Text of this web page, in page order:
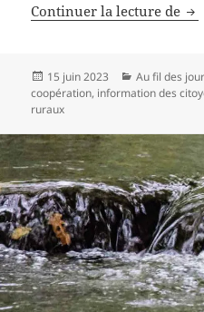
Continuer la lecture de
Publié
le
15 juin 2023 Catégories
Au fil des
coopération, information des
ruraux